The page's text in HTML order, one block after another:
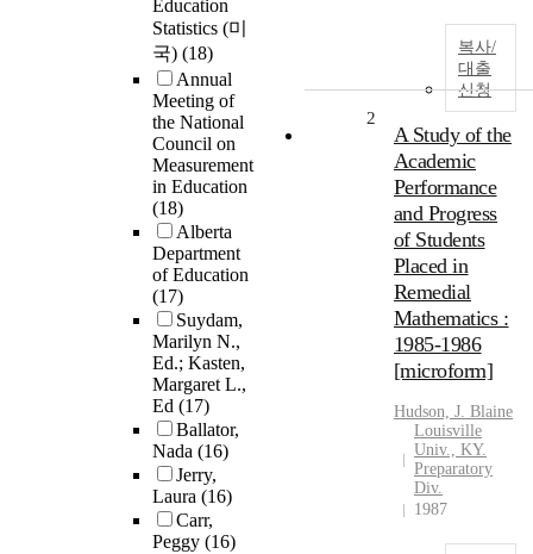
Education
Statistics (미
국) (18)
Annual
Meeting of
the National
Council on
Measurement
in Education
(18)
Alberta
Department
of Education
(17)
Suydam,
Marilyn N.,
Ed.; Kasten,
Margaret L.,
Ed (17)
Ballator,
Nada (16)
Jerry,
Laura (16)
Carr,
Peggy (16)
복사/
대출
신청
2
A Study of the
Academic
Performance
and Progress
of Students
Placed in
Remedial
Mathematics :
1985-1986
[microform]
Hudson, J. Blaine
Louisville
Univ., KY.
Preparatory
Div.
1987